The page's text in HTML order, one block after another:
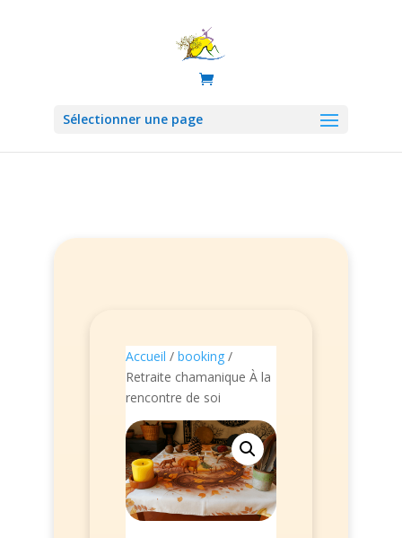
Sélectionner une page
Accueil / booking/
Retraite chamanique À la
rencontre de soi